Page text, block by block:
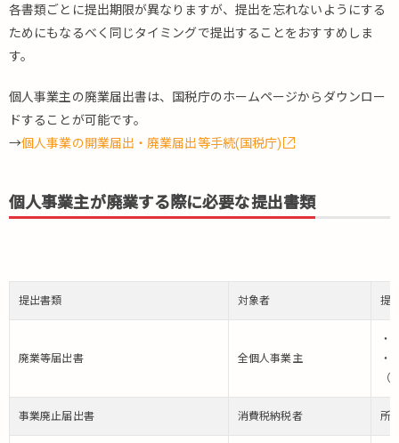
各書類ごとに提出期限が異なりますが、提出を忘れないようにする
ためにもなるべく同じタイミングで提出することをおすすめしま
す。
個人事業主の廃業届出書は、国税庁のホームページからダウンロー
ドすることが可能です。
→個人事業の開業届出・廃業届出等手続(国税庁)
個人事業主が廃業する際に必要な提出書類
提出書類 対象者 提
廃業等届出書 全個人事業主
・
・
（
事業廃止届出書 消費税納税者 所